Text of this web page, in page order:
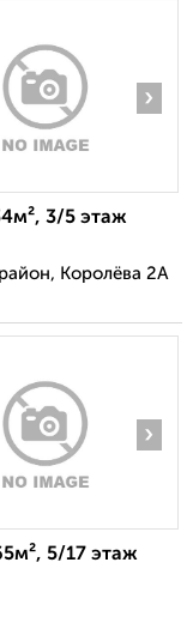
›
3/5 этаж
Королёва 2А
›
5/17 этаж